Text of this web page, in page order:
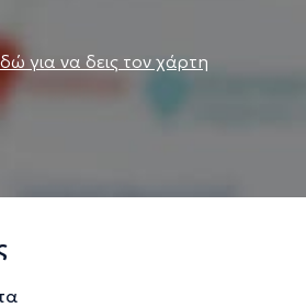
για να δεις τον χάρτη